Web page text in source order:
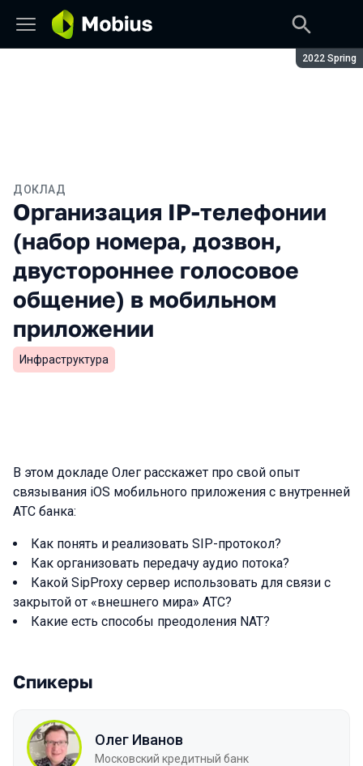
Сезон:
2022 Spring
ДОКЛАД
Организация IP-телефонии
(набор номера, дозвон,
двустороннее голосовое
общение) в мобильном
приложении
Инфраструктура
В этом докладе Олег расскажет про свой опыт
связывания iOS мобильного приложения с внутренней
АТС банка:
Как понять и реализовать SIP-протокол?
Как организовать передачу аудио потока?
Какой SipProxy сервер использовать для связи с
закрытой от «внешнего мира» АТС?
Какие есть способы преодоления NAT?
Спикеры
Олег Иванов
Московский кредитный банк